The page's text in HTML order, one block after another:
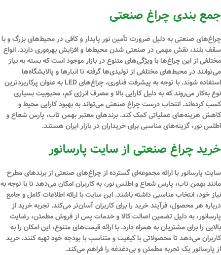
جمع ‌بندی چراغ‌ صنعتی
چراغ‌های صنعتی به دلیل ضرورت تأمین نور پایدار و کافی در محیط‌های بزرگ و با
سقف بلند، نقش مهمی در صنعتی شدن محیط‌ها و افزایش بهره‌وری دارند. انواع
مختلفی از این چراغ‌ها با ویژگی‌های متنوع در بازار موجود است که بسته به نیاز
می‌توانند در محیط‌های مختلفی از تولیدی‌ها گرفته تا انبارها و پالایشگاه‌ها
استفاده شوند. با توجه به پیشرفت فناوری، چراغ‌های LED به عنوان پرکاربردترین
نوع به‌کار می‌روند که به دلیل کارایی بالا و مصرف انرژی کم، محبوبیت بسیاری
کسب کرده‌اند. انتخاب درست چراغ صنعتی می‌تواند به بهبود کارایی محیط و
کاهش هزینه‌های عملیاتی کمک کند. برندهای معتبر بهمن تاب، پارس شعاع و
اطلس نور، گزینه‌های مناسبی برای خریداران در بازار ایران هستند.
خرید چراغ‌ صنعتی از سایت پارسانور
سایت پارسانور با ارائه مجموعه‌‎ای گسترده از چراغ‌های صنعتی از برندهای مطرح
مانند بهمن تاب، پارس شعاع و اطلس نور، به کاربران امکان می‌دهد تا با توجه به
نیاز خود، انتخاب مناسبی داشته باشند. این سایت با ارائه اطلاعات کامل و جامع
درباره هر محصول، فرآیند خرید را برای کاربران آسان‌تر می‌کند. تجربه خرید از
پارسانور، به دلیل تضمین اصالت کالا و خدمات پس از فروش مطمئن، رضایت
بالایی را برای مشتریان به همراه دارد. با ارائه قیمت‌های متنوع، این امکان را به
کاربران می‌دهد تا محصولاتی با کیفیت و متناسب با بودجه خود تهیه کنند. خرید
از پارسانور یک تجربه مطمئن و بی‌دغدغه را فراهم می‌کند.